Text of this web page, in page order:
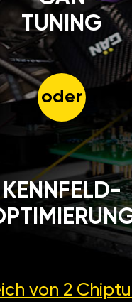
TUNING
oder
KENNFELD-
von 2